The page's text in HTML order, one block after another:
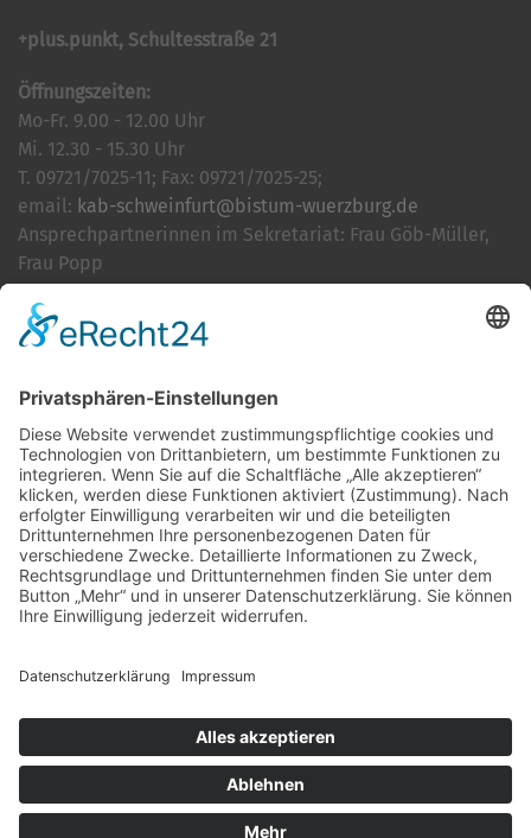
+plus.punkt, Schultesstraße 21
Öffnungszeiten:
Mo-Fr. 9.00 - 12.00 Uhr
Mi. 12.30 - 15.30 Uhr
T. 09721/7025-11; Fax: 09721/7025-25;
email: kab-schweinfurt@bistum-wuerzburg.de
Ansprechpartnerinnen im Sekretariat: Frau Göb-Müller,
Frau Popp
Cookie-Einstellungen
Kontakt
Login
Impressum